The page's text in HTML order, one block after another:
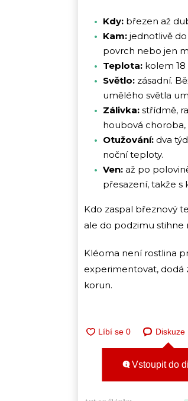
Kdy: březen až
Kam: jednotlivě
povrch nebo jen
Teplota: kolem 18
Světlo: zásadní.
umělého světla
Zálivka: střídmě,
houbová
Otužování: dva
noční teploty.
Ven: až po
přesazení, takže
Kdo zaspal březnový
ale do podzimu stihne
Kléoma není rostlina
experimentovat, dodá
korun.
Diskuze
Vstoupit do